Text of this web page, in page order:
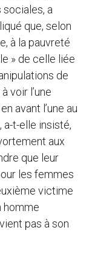
sociales, a
que, selon
à la pauvreté
» de celle liée
de
voir l’une
avant l’une au
a-t-elle insisté,
aux
que leur
les femmes
victime
homme
pas à son